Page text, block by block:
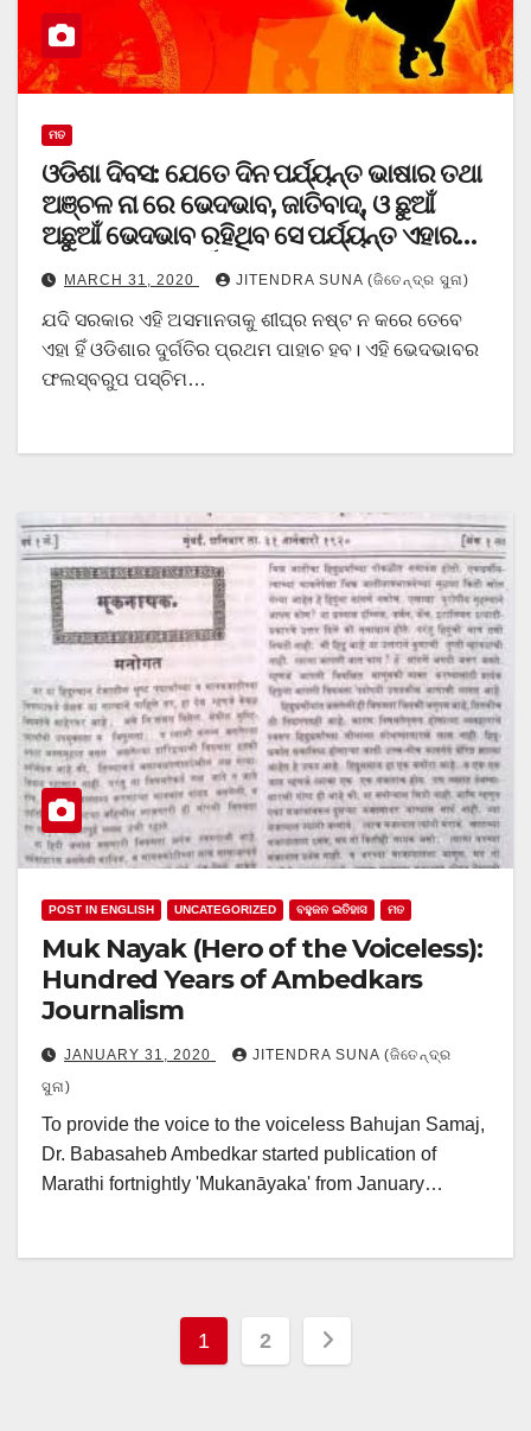
ମତ
ଓଡିଶା ଦିବସ: ଯେତେ ଦିନ ପର୍ଯ୍ୟନ୍ତ ଭାଷାର ତଥା
ଅଞ୍ଚଳ ନା ରେ ଭେଦଭାବ, ଜାତିବାଦ୍, ଓ ଛୁଆଁ
ଅଛୁଆଁ ଭେଦଭାବ ରହିଥିବ ସେ ପର୍ଯ୍ୟନ୍ତ ଏହାର
କୋଣସି ମୁଲ୍ୟ ନାହିଁ।
MARCH 31, 2020 JITENDRA SUNA (ଜିତେନ୍ଦ୍ର ସୁନା)
ଯଦି ସରକାର ଏହି ଅସମାନତାକୁ ଶୀଘ୍ର ନଷ୍ଟ ନ କରେ ତେବେ
ଏହା ହିଁ ଓଡିଶାର ଦୁର୍ଗତିର ପ୍ରଥମ ପାହାଚ ହବ। ଏହି ଭେଦଭାବର
ଫଲସ୍ବରୁପ ପସ୍ଚିମ…
POST IN ENGLISH UNCATEGORIZED ବହୁଜନ ଇତିହାସ ମତ
Muk Nayak (Hero of the Voiceless):
Hundred Years of Ambedkars
Journalism
JANUARY 31, 2020
JITENDRA SUNA (ଜିତେନ୍ଦ୍ର
ସୁନା)
To provide the voice to the voiceless Bahujan Samaj,
Dr. Babasaheb Ambedkar started publication of
Marathi fortnightly 'Mukanāyaka' from January…
Posts
1 2